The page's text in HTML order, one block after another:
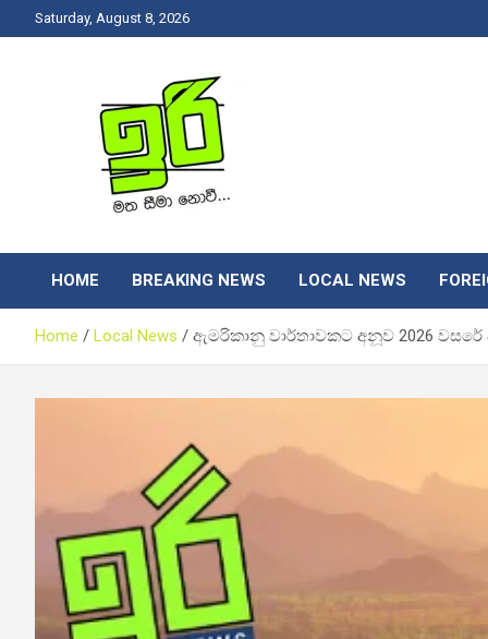
to
Saturday, August 8, 2026
Iri News
HOME BREAKING NEWS LOCAL NEWS
Home Local News ඇමරිකානු වාර්තාවකට අනූව 2026